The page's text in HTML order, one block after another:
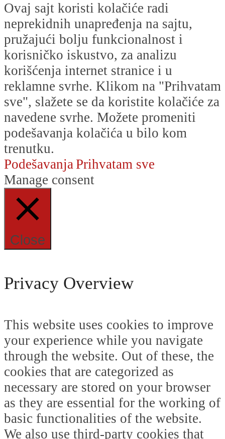
Ovaj sajt koristi kolačiće radi
neprekidnih unapređenja na sajtu,
pružajući bolju funkcionalnost i
korisničko iskustvo, za analizu
korišćenja internet stranice i u
reklamne svrhe. Klikom na "Prihvatam
sve", slažete se da koristite kolačiće za
navedene svrhe. Možete promeniti
podešavanja kolačića u bilo kom
trenutku.
PodešavanjaPrihvatam sve
Manage consent
Close
Privacy Overview
This website uses cookies to improve
your experience while you navigate
through the website. Out of these, the
cookies that are categorized as
necessary are stored on your browser
as they are essential for the working of
basic functionalities of the website.
We also use third-party cookies that